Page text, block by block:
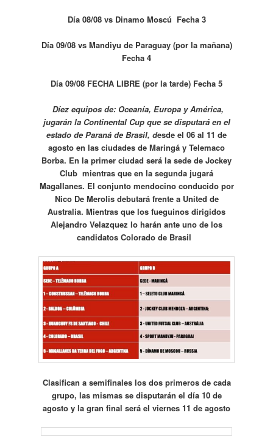
Día 08/08 vs Dinamo Moscú Fecha 3
Día 09/08 vs Mandiyu de Paraguay (por la mañana)
Fecha 4
Día 09/08 FECHA LIBRE (por la tarde) Fecha 5
Díez equipos de: Oceanía, Europa y América,
jugarán la Continental Cup que se disputará en el
estado de Paraná de Brasil, desde el 06 al 11 de
agosto en las ciudades de Maringá y Telemaco
Borba. En la primer ciudad será la sede de Jockey
Club mientras que en la segunda jugará
Magallanes. El conjunto mendocino conducido por
Nico De Merolis debutará frente a United de
Australia. Mientras que los fueguinos dirigidos
Alejandro Velazquez lo harán ante uno de los
candidatos Colorado de Brasil
Clasifican a semifinales los dos primeros de cada
grupo, las mismas se disputarán el día 10 de
agosto y la gran final será el viernes 11 de agosto